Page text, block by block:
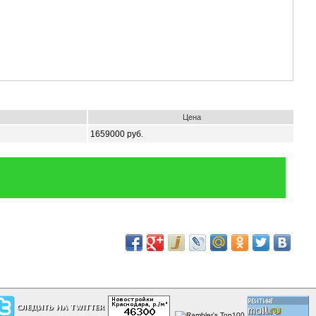
Цена
1659000 руб.